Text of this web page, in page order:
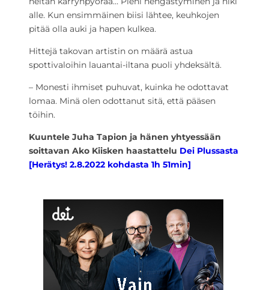
alle. Kun ensimmäinen biisi lähtee, keuhkojen
pitää olla auki ja hapen kulkea.
Hittejä takovan artistin on määrä astua
spottivaloihin lauantai-iltana puoli yhdeksältä.
– Monesti ihmiset puhuvat, kuinka he odottavat
lomaa. Minä olen odottanut sitä, että pääsen
töihin.
Kuuntele Juha Tapion ja hänen yhtyessään
soittavan Ako Kiisken haastattelu Dei Plussasta
[Herätys! 2.8.2022 kohdasta 1h 51min]